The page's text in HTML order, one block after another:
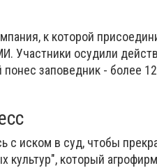
к которой
Участники осудили
заповедник - более 12
с иском в суд, чтобы
культур", который